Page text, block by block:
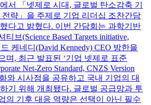
서 「넷제로 시대, 글로벌 탄소감축 기
전략」을 주제로 기업 리더십 조찬간담
다고 밝혔다. 이번 간담회는 과학기반
브(Science Based Targets initiative,
케네디(David Kennedy) CEO 방한을
며, 최근 발표된 ‘기업 넷제로 표준
Net-Zero Standard, CNZS Version
와 시사점을 공유하고 국내 기업의 대
기 위해 개최됐다. 글로벌 공급망과 투
의 기후 대응 역량은 선택이 아닌 필수